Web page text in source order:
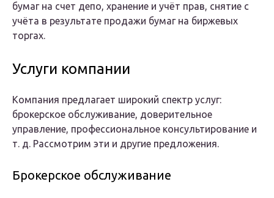
бумаг на счет депо, хранение и учёт прав, снятие с
учёта в результате продажи бумаг на биржевых
торгах.
Услуги компании
Компания предлагает широкий спектр услуг:
брокерское обслуживание, доверительное
управление, профессиональное консультирование и
т. д. Рассмотрим эти и другие предложения.
Брокерское обслуживание